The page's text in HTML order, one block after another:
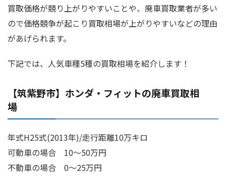
買取価格が競り上がりやすいことや、廃車買取業者が多い
ので価格競争が起こり買取相場が上がりやすいなどの理由
があげられます。
下記では、人気車種5種の買取相場を紹介します！
【筑紫野市】ホンダ・フィットの廃車買取相
場
年式H25式(2013年)/走行距離10万キロ
可動車の場合 10～50万円
不動車の場合 0～25万円